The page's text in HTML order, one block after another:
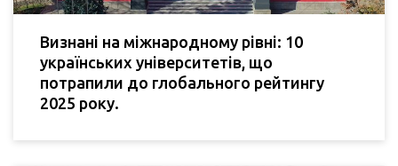
Визнані на міжнародному рівні: 10
українських університетів, що
потрапили до глобального рейтингу
2025 року.